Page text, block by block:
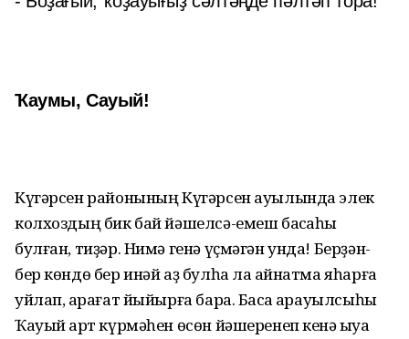
Ҡаумы, Сауый!
Күгәрсен районының Күгәрсен ауылында элек
колхоздың бик бай йәшелсә-емеш баҡсаһы
булған, тиҙәр. Нимә генә үҫмәгән унда! Берҙән-
бер көндө бер инәй аҙ булһа ла ҡайнатма яһарға
уйлап, ҡарағат йыйырға бара. Баҡса ҡарауылсыһы
Ҡауый ҡарт күрмәһен өсөн йәшеренеп кенә ҡыуаҡ